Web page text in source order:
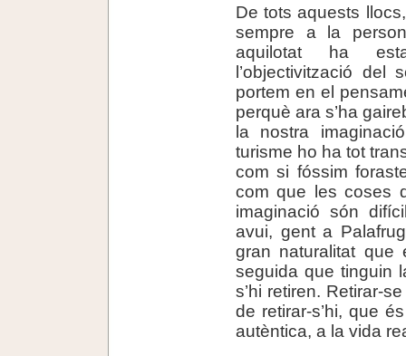
De tots aquests
sempre a la
aquilotat ha
l’objectivització del
portem en el
perquè ara s’ha
la nostra
turisme ho ha tot
com si fóssim
com que les coses
imaginació són
avui, gent a
gran naturalitat que
seguida que tinguin
s’hi retiren. Retirar-
de retirar-s’hi, que
autèntica, a la vida